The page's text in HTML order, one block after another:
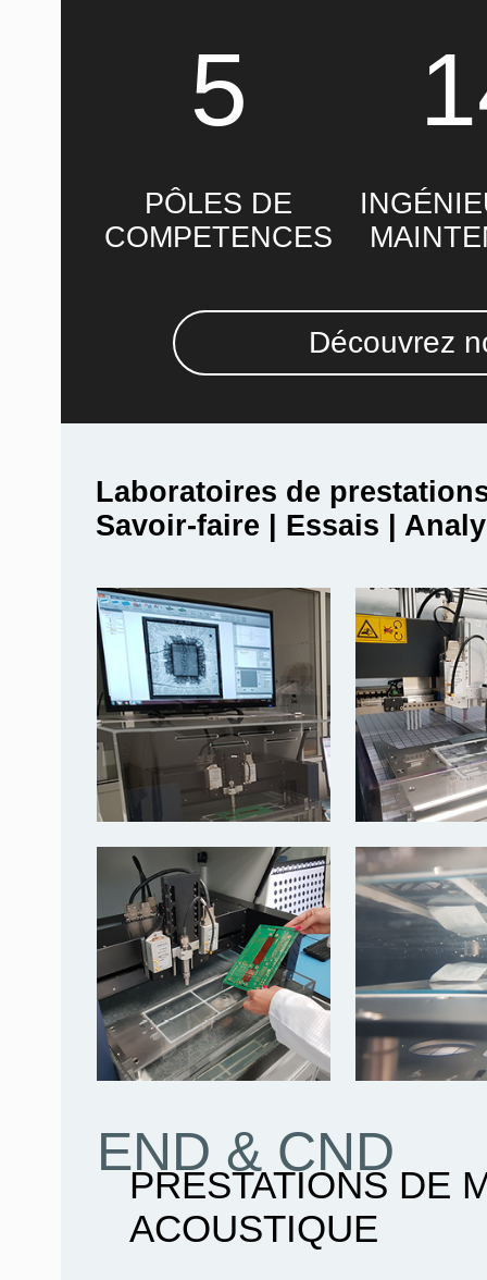
Découvrez
5
PÔLES DE
COMPETENCES
Laboratoires de
Savoir-faire | Essais |
END & CND
PRESTATIONS DE
ACOUSTIQUE